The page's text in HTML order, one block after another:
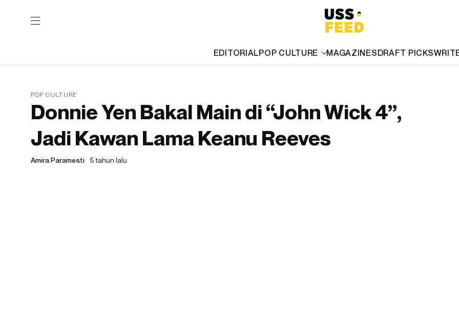
EDITORIALPOP CULTURE MAGAZINESDRAFT PICKS
POP CULTURE
Donnie Yen Bakal Main di “John Wick 4”,
Jadi Kawan Lama Keanu Reeves
Amira Paramesti 5 tahun lalu